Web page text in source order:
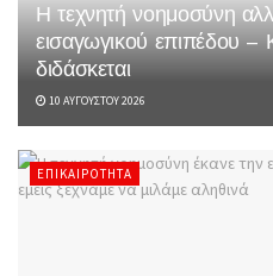
Η τεχνητή νοημοσύνη
εισαγωγικού επιπέδου –
διδάσκεται
10 ΑΥΓΟΎΣΤΟΥ 2026
ΕΠΙΚΑΙΡΌΤΗΤΑ